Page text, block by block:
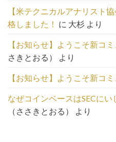
こ
ち
ら
【米テクニカルアナリスト
格しました！ に 大杉 より
【お知らせ】ようこそ新コ
さきとおる）
より
【お知らせ】ようこそ新コ
なぜコインベースはSECにい
（ささきとおる）
より